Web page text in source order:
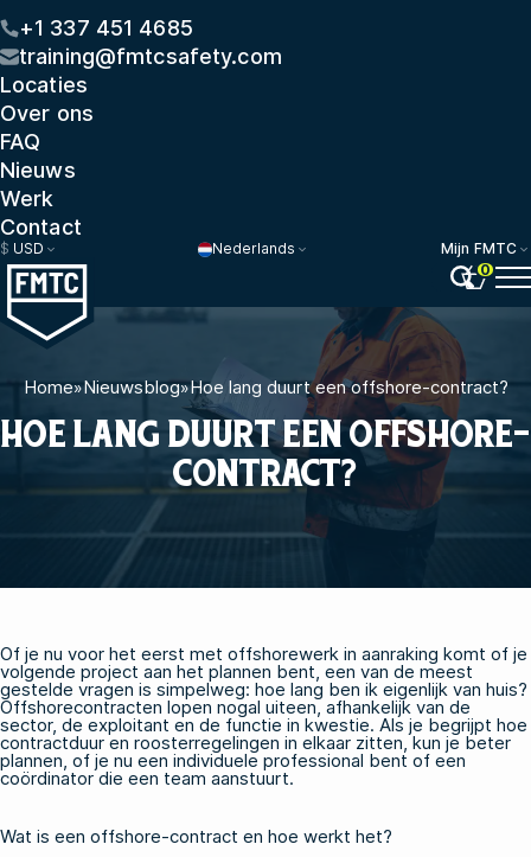
+1 337 451 4685
training@fmtcsafety.com
Locaties
Over ons
FAQ
Nieuws
Werk
Contact
$ USD Nederlands
Mijn FMTC
0
Home»Nieuwsblog»Hoe lang duurt een offshore-contract?
HOE LANG DUURT EEN OFFSHORE-
CONTRACT?
Of je nu voor het eerst met offshorewerk in aanraking komt of je
volgende project aan het plannen bent, een van de meest
gestelde vragen is simpelweg: hoe lang ben ik eigenlijk van huis?
Offshorecontracten lopen nogal uiteen, afhankelijk van de
sector, de exploitant en de functie in kwestie. Als je begrijpt hoe
contractduur en roosterregelingen in elkaar zitten, kun je beter
plannen, of je nu een individuele professional bent of een
coördinator die een team aanstuurt.
Wat is een offshore-contract en hoe werkt het?